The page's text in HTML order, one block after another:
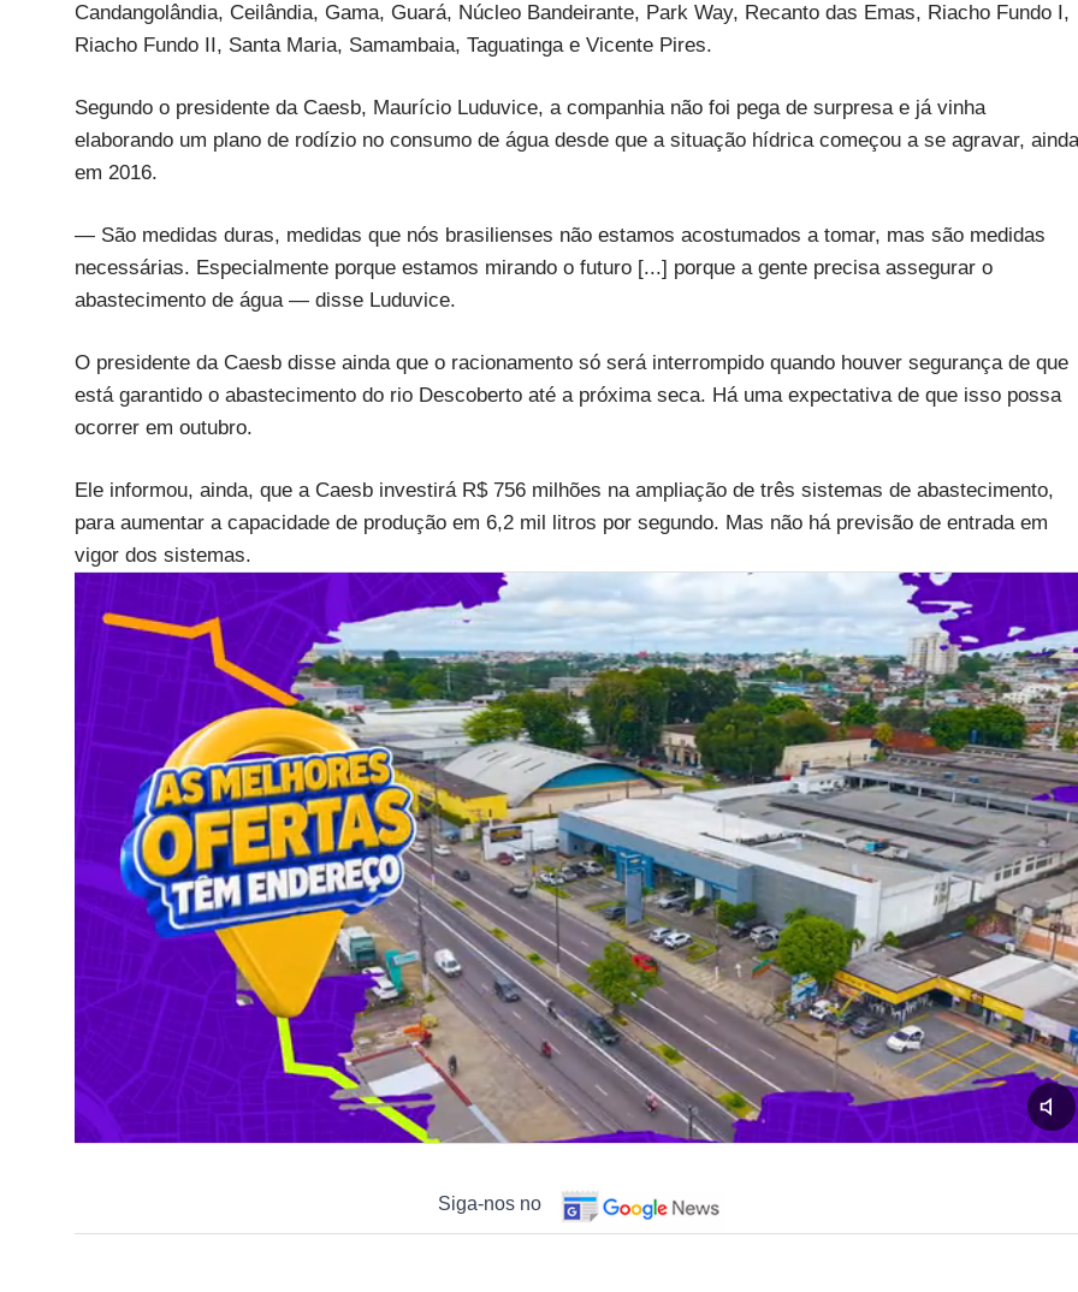
Candangolândia, Ceilândia, Gama, Guará, Núcleo Bandeirante, Park Way, Recanto das Emas, Riacho Fundo I,
Riacho Fundo II, Santa Maria, Samambaia, Taguatinga e Vicente Pires.
Segundo o presidente da Caesb, Maurício Luduvice, a companhia não foi pega de surpresa e já vinha
elaborando um plano de rodízio no consumo de água desde que a situação hídrica começou a se agravar, ainda
em 2016.
— São medidas duras, medidas que nós brasilienses não estamos acostumados a tomar, mas são medidas
necessárias. Especialmente porque estamos mirando o futuro [...] porque a gente precisa assegurar o
abastecimento de água — disse Luduvice.
O presidente da Caesb disse ainda que o racionamento só será interrompido quando houver segurança de que
está garantido o abastecimento do rio Descoberto até a próxima seca. Há uma expectativa de que isso possa
ocorrer em outubro.
Ele informou, ainda, que a Caesb investirá R$ 756 milhões na ampliação de três sistemas de abastecimento,
para aumentar a capacidade de produção em 6,2 mil litros por segundo. Mas não há previsão de entrada em
vigor dos sistemas.
Siga-nos no